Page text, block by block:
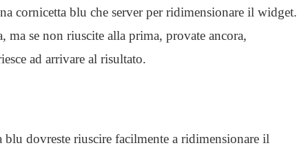
cornicetta blu che server per ridimensionare il widget.
se non riuscite alla prima, provate ancora,
ad arrivare al risultato.
dovreste riuscire facilmente a ridimensionare il